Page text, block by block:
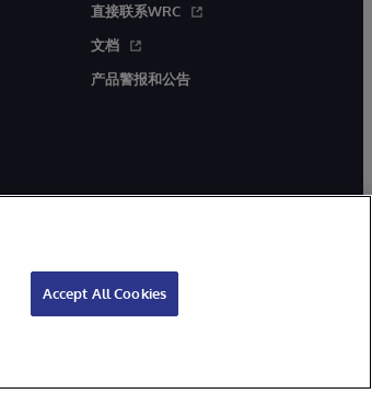
直接联系WRC
文档
产品警报和公告
Accept All Cookies